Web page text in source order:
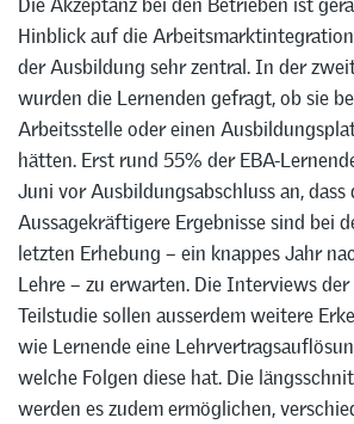
Hinblick auf die
der Ausbildung sehr zentral. In der
wurden die Lernenden gefragt, ob sie
Arbeitsstelle oder einen
hätten. Erst rund 55% der EBA-
Juni vor Ausbildungsabschluss an, dass
Aussagekräftigere Ergebnisse sind bei
letzten Erhebung – ein knappes Jahr
Lehre – zu erwarten. Die Interviews
Teilstudie sollen ausserdem weitere
wie Lernende eine
welche Folgen diese hat. Die
werden es zudem ermöglichen,